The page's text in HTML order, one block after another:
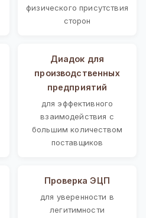
физического присутствия
сторон
Диадок для
производственных
предприятий
для эффективного
взаимодействия с
большим количеством
поставщиков
Проверка ЭЦП
для уверенности в
легитимности